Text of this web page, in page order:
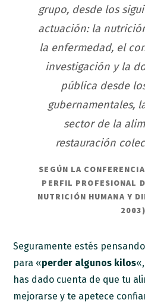
grupo, desde los
actuación: la
la enfermedad, el
investigación y la
pública desde
gubernamentales,
sector de la
restauración
SEGÚN LA
PERFIL PROFESIONAL
NUTRICIÓN HUMANA Y
2003)
Seguramente estés
para «perder algunos kilos
has dado cuenta de que tu
mejorarse y te apetece